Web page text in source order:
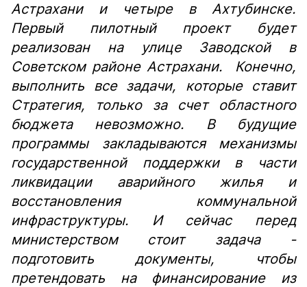
Астрахани и четыре в Ахтубинске.
Первый пилотный проект будет
реализован на улице Заводской в
Советском районе Астрахани. Конечно,
выполнить все задачи, которые ставит
Стратегия, только за счет областного
бюджета невозможно. В будущие
программы закладываются механизмы
государственной поддержки в части
ликвидации аварийного жилья и
восстановления коммунальной
инфраструктуры. И сейчас перед
министерством стоит задача -
подготовить документы, чтобы
претендовать на финансирование из